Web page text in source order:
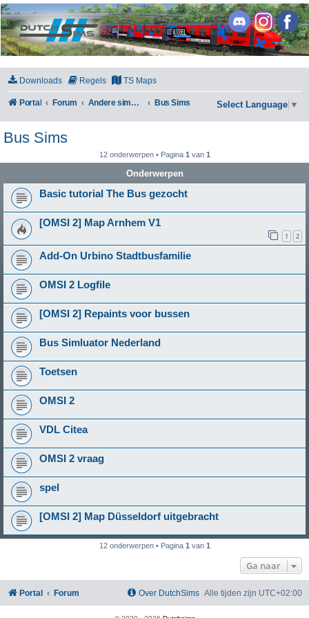
DutchSims
Downloads Regels TS Maps
Portal Forum Andere simulators Bus Sims Select Language ▼
Bus Sims
12 onderwerpen • Pagina 1 van 1
Onderwerpen
Basic tutorial The Bus gezocht
[OMSI 2] Map Arnhem V1
1 2
Add-On Urbino Stadtbusfamilie
OMSI 2 Logfile
[OMSI 2] Repaints voor bussen
Bus Simluator Nederland
Toetsen
OMSI 2
VDL Citea
OMSI 2 vraag
spel
[OMSI 2] Map Düsseldorf uitgebracht
12 onderwerpen • Pagina 1 van 1
Ga naar
Portal Forum Alle tijden zijn UTC+02:00
Over DutchSims